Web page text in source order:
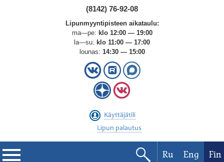
(8142) 76-92-08
Lipunmyyntipisteen aikataulu:
ma—pe: klo 12:00 — 19:00
la—su: klo 11:00 — 17:00
lounas: 14:30 — 15:00
Käyttäjätili
Lipun palautus
Ru Eng Fin